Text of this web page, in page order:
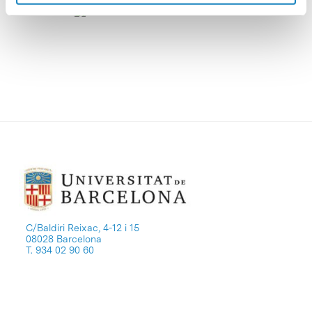
C/Baldiri Reixac, 4-12 i 15
08028 Barcelona
T. 934 02 90 60